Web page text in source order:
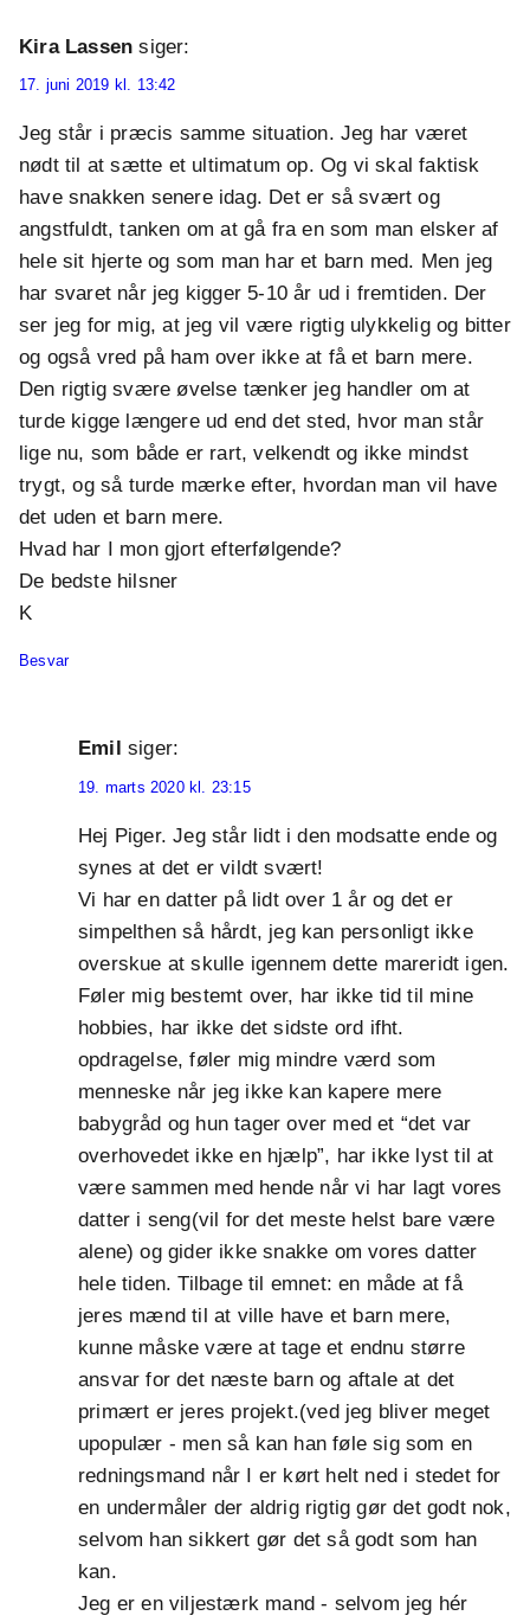
Kira Lassen siger:
17. juni 2019 kl. 13:42
Jeg står i præcis samme situation. Jeg har været
nødt til at sætte et ultimatum op. Og vi skal faktisk
have snakken senere idag. Det er så svært og
angstfuldt, tanken om at gå fra en som man elsker af
hele sit hjerte og som man har et barn med. Men jeg
har svaret når jeg kigger 5-10 år ud i fremtiden. Der
ser jeg for mig, at jeg vil være rigtig ulykkelig og bitter
og også vred på ham over ikke at få et barn mere.
Den rigtig svære øvelse tænker jeg handler om at
turde kigge længere ud end det sted, hvor man står
lige nu, som både er rart, velkendt og ikke mindst
trygt, og så turde mærke efter, hvordan man vil have
det uden et barn mere.
Hvad har I mon gjort efterfølgende?
De bedste hilsner
K
Besvar
Emil siger:
19. marts 2020 kl. 23:15
Hej Piger. Jeg står lidt i den modsatte ende og
synes at det er vildt svært!
Vi har en datter på lidt over 1 år og det er
simpelthen så hårdt, jeg kan personligt ikke
overskue at skulle igennem dette mareridt igen.
Føler mig bestemt over, har ikke tid til mine
hobbies, har ikke det sidste ord ifht.
opdragelse, føler mig mindre værd som
menneske når jeg ikke kan kapere mere
babygråd og hun tager over med et “det var
overhovedet ikke en hjælp”, har ikke lyst til at
være sammen med hende når vi har lagt vores
datter i seng(vil for det meste helst bare være
alene) og gider ikke snakke om vores datter
hele tiden. Tilbage til emnet: en måde at få
jeres mænd til at ville have et barn mere,
kunne måske være at tage et endnu større
ansvar for det næste barn og aftale at det
primært er jeres projekt.(ved jeg bliver meget
upopulær - men så kan han føle sig som en
redningsmand når I er kørt helt ned i stedet for
en undermåler der aldrig rigtig gør det godt nok,
selvom han sikkert gør det så godt som han
kan.
Jeg er en viljestærk mand - selvom jeg hér